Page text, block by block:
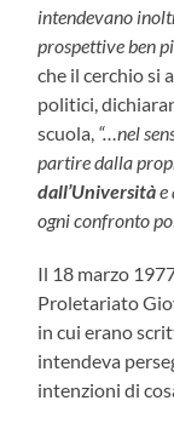
intendevano
prospettive ben
che il cerchio si
politici,
scuola, “…nel
partire dalla
dall’Universitàe
ogni confronto
Il 18 marzo
Proletariato
in cui erano
intendeva
intenzioni di